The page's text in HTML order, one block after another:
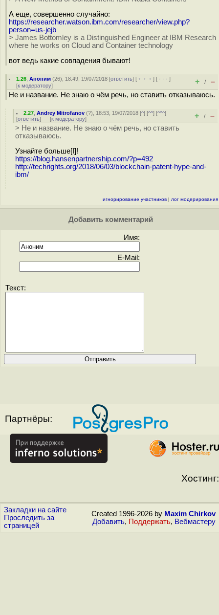
А еще, совершенно случайно:
https://researcher.watson.ibm.com/researcher/view.php?
person=us-jejb
> James Bottomley is a Distinguished Engineer at IBM Research
where he works on Cloud and Container technology
вот ведь какие совпадения бывают!
1.26 ,Аноним (26), 18:49, 19/07/2018 [ответить] [ ﹢﹢﹢] [ · · ·]
[к модератору] + / –
Не и название. Не знаю о чём речь, но ставить отказываюсь.
2.27 ,Andrey Mitrofanov (?), 18:53, 19/07/2018 [^] [^^] [^^^]
[ответить] [к модератору] + / –
> Не и название. Не знаю о чём речь, но ставить
отказываюсь.
Узнайте больше[I]!
https://blog.hansenpartnership.com/?p=492
http://techrights.org/2018/06/03/blockchain-patent-hype-and-
ibm/
игнорирование участников | лог модерирования
Добавить комментарий
Имя:
E-Mail:
Текст:
Партнёры:
Хостинг:
Закладки на сайте
Проследить за
страницей
Created 1996-2026 by Maxim Chirkov
Добавить, Поддержать, Вебмастеру